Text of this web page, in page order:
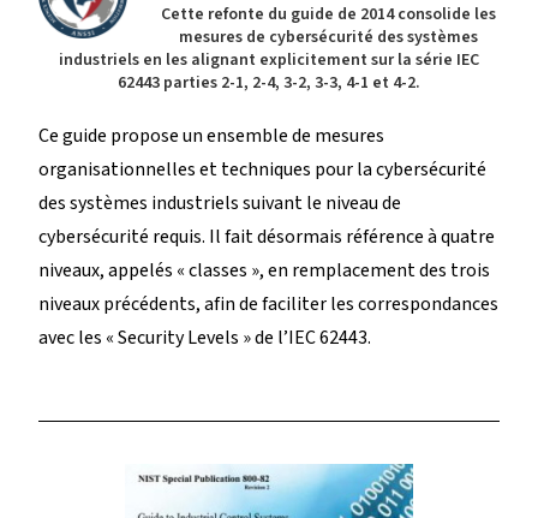
Cette refonte du guide de 2014 consolide les
mesures de cybersécurité des systèmes
industriels en les alignant explicitement sur la série IEC
62443 parties 2-1, 2-4, 3-2, 3-3, 4-1 et 4-2.
Ce guide propose un ensemble de mesures
organisationnelles et techniques pour la cybersécurité
des systèmes industriels suivant le niveau de
cybersécurité requis. Il fait désormais référence à quatre
niveaux, appelés « classes », en remplacement des trois
niveaux précédents, afin de faciliter les correspondances
avec les « Security Levels » de l’IEC 62443.